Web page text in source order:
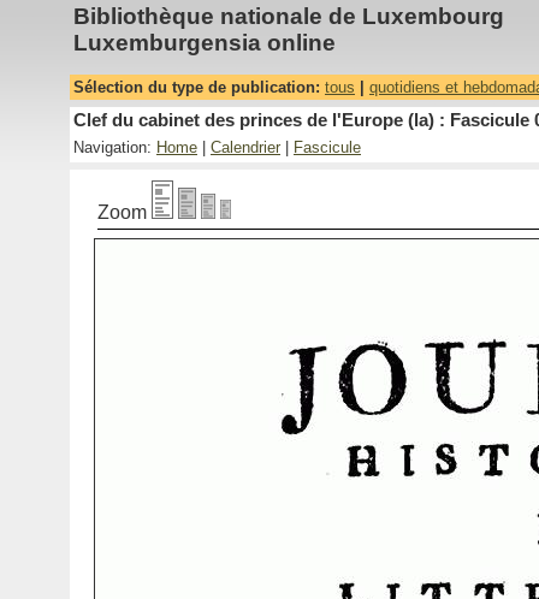
Bibliothèque nationale de Luxembourg
Luxemburgensia online
Sélection du type de publication: tous quotidiens et
Clef du cabinet des princes de l'Europe (la) : Fascicule
Navigation: Home Calendrier Fascicule
Zoom